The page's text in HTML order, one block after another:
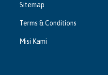
Sitemap
Terms & Conditions
Misi Kami